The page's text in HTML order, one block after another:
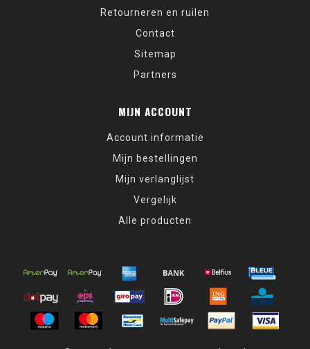
Retourneren en ruilen
Contact
Sitemap
Partners
MIJN ACCOUNT
Account informatie
Mijn bestellingen
Mijn verlanglijst
Vergelijk
Alle producten